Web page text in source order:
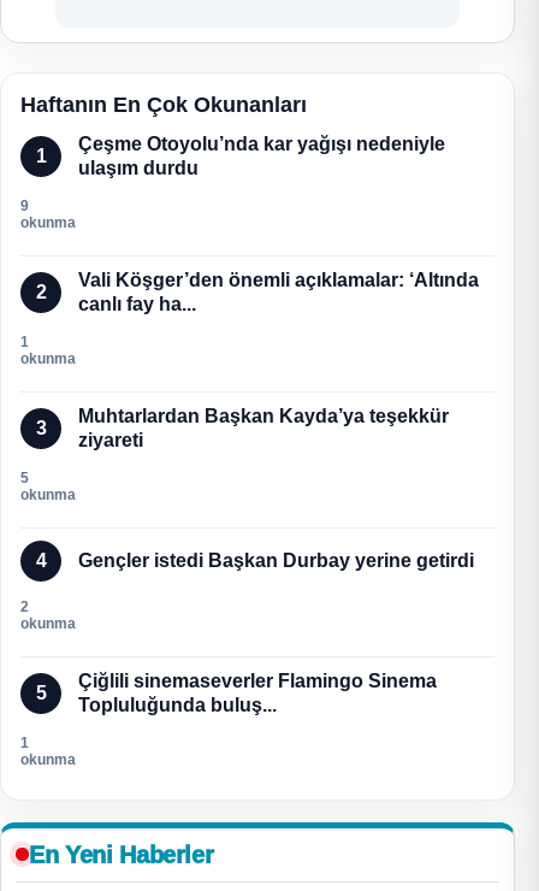
Haftanın En Çok Okunanları
1
Çeşme Otoyolu’nda kar yağışı nedeniyle
ulaşım durdu
9
okunma
2
Vali Köşger’den önemli açıklamalar: ‘Altında
canlı fay ha...
1
okunma
3
Muhtarlardan Başkan Kayda’ya teşekkür
ziyareti
5
okunma
4 Gençler istedi Başkan Durbay yerine getirdi
2
okunma
5
Çiğlili sinemaseverler Flamingo Sinema
Topluluğunda buluş...
1
okunma
En Yeni Haberler